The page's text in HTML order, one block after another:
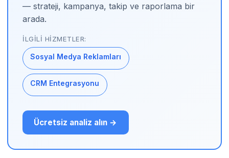
— strateji, kampanya, takip ve raporlama bir
arada.
İLGILI HIZMETLER:
Sosyal Medya Reklamları
CRM Entegrasyonu
Ücretsiz analiz alın →